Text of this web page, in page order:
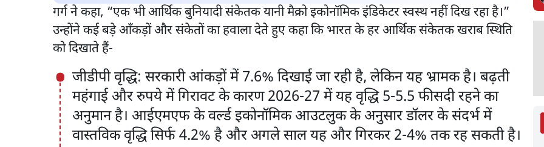
गर्ग ने कहा, “एक भी आर्थिक बुनियादी संकेतक यानी मैक्रो इकोनॉमिक इंडिकेटर स्वस्थ नहीं दिख रहा है।”
उन्होंने कई बड़े आँकड़ों और संकेतों का हवाला देते हुए कहा कि भारत के हर आर्थिक संकेतक खराब स्थिति
को दिखाते हैं-
जीडीपी वृद्धि: सरकारी आंकड़ों में 7.6% दिखाई जा रही है, लेकिन यह भ्रामक है। बढ़ती
महंगाई और रुपये में गिरावट के कारण 2026-27 में यह वृद्धि 5-5.5 फीसदी रहने का
अनुमान है। आईएमएफ के वर्ल्ड इकोनॉमिक आउटलुक के अनुसार डॉलर के संदर्भ में
वास्तविक वृद्धि सिर्फ 4.2% है और अगले साल यह और गिरकर 2-4% तक रह सकती है।